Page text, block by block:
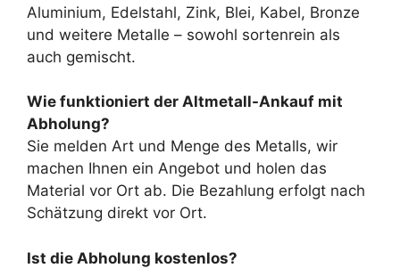
Aluminium, Edelstahl, Zink, Blei, Kabel, Bronze
und weitere Metalle – sowohl sortenrein als
auch gemischt.
Wie funktioniert der Altmetall-Ankauf mit
Abholung?
Sie melden Art und Menge des Metalls, wir
machen Ihnen ein Angebot und holen das
Material vor Ort ab. Die Bezahlung erfolgt nach
Schätzung direkt vor Ort.
Ist die Abholung kostenlos?